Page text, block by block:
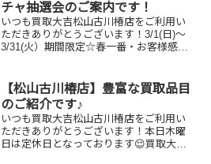
チャ抽選会のご案内です！
いつも買取大吉松山古川椿店をご利用い
ただきありがとうございます！3/1(日)～
3/31(火）期間限定☆春一番・お客様感謝
11,500円以上ご成約のお客様限定でご参
加いただけ...
【松山古川椿店】豊富な買取品目
のご紹介です♪
いつも買取大吉松山古川椿店をご利用い
ただきありがとうございます！本日木曜
日は定休日となっております😌買取大吉